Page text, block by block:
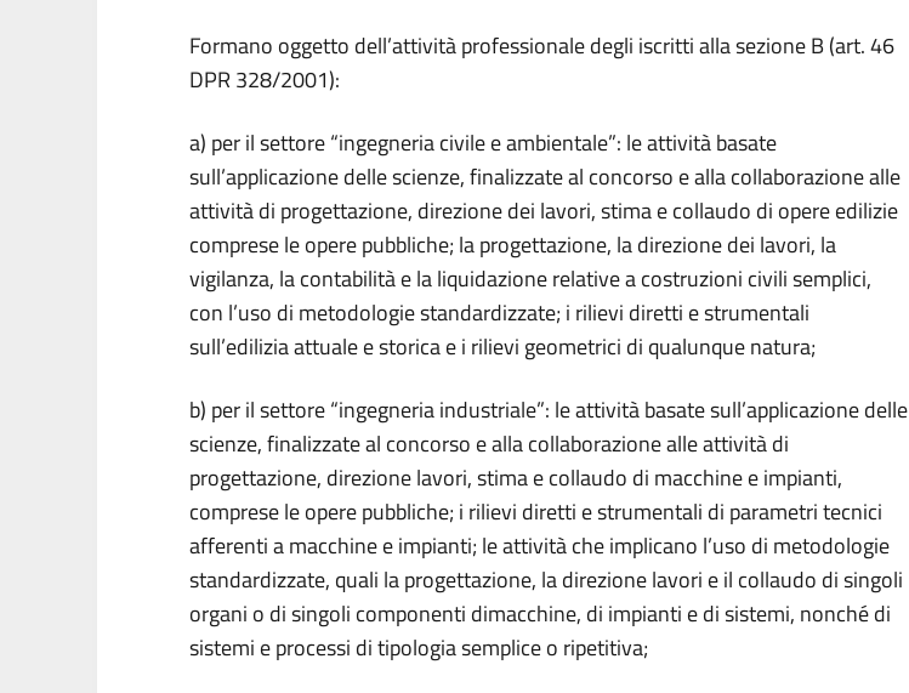
Formano oggetto dell’attività professionale degli iscritti alla sezione B (art. 46
DPR 328/2001):
a) per il settore “ingegneria civile e ambientale”: le attività basate
sull’applicazione delle scienze, finalizzate al concorso e alla collaborazione alle
attività di progettazione, direzione dei lavori, stima e collaudo di opere edilizie
comprese le opere pubbliche; la progettazione, la direzione dei lavori, la
vigilanza, la contabilità e la liquidazione relative a costruzioni civili semplici,
con l’uso di metodologie standardizzate; i rilievi diretti e strumentali
sull’edilizia attuale e storica e i rilievi geometrici di qualunque natura;
b) per il settore “ingegneria industriale”: le attività basate sull’applicazione delle
scienze, finalizzate al concorso e alla collaborazione alle attività di
progettazione, direzione lavori, stima e collaudo di macchine e impianti,
comprese le opere pubbliche; i rilievi diretti e strumentali di parametri tecnici
afferenti a macchine e impianti; le attività che implicano l’uso di metodologie
standardizzate, quali la progettazione, la direzione lavori e il collaudo di singoli
organi o di singoli componenti dimacchine, di impianti e di sistemi, nonché di
sistemi e processi di tipologia semplice o ripetitiva;